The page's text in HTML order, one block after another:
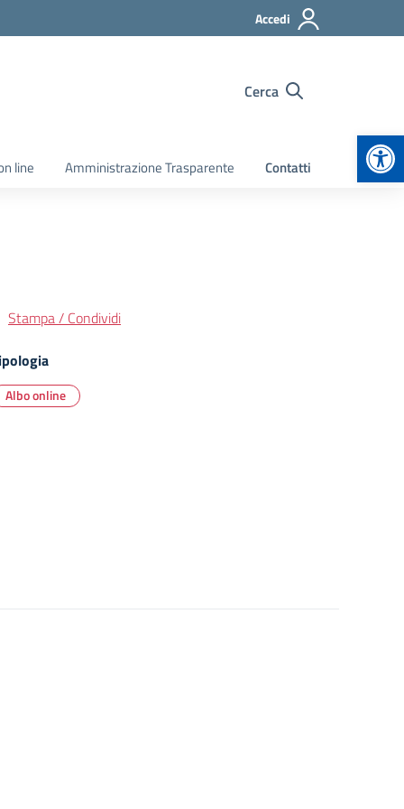
Accedi
Cerca
line Amministrazione Trasparente Contatti
Stampa / Condividi
Albo online